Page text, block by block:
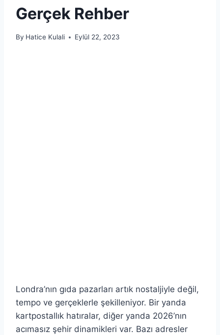
Gerçek Rehber
By Hatice Kulali Eylül 22, 2023
Londra’nın gıda pazarları artık nostaljiyle değil,
tempo ve gerçeklerle şekilleniyor. Bir yanda
kartpostallık hatıralar, diğer yanda 2026’nın
acımasız şehir dinamikleri var. Bazı adresler